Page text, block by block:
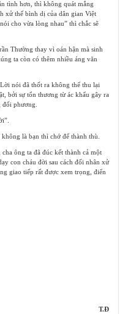
tình hơn, thì không quát mắng
xử thế bình dị của dân gian Việt
cho vừa lòng nhau” thì chắc sẽ
Thường thay vì oán hận mà sinh
ta còn có thêm nhiều áng văn
nói đã thốt ra không thể thu lại
bởi sự tổn thương từ ác khẩu gây ra
đối phương.
là bạn thì chớ để thành thù.
ông ta đã đúc kết thành cả một
con cháu đời sau cách đối nhân xử
giao tiếp rất được xem trọng, điển
T.Đ